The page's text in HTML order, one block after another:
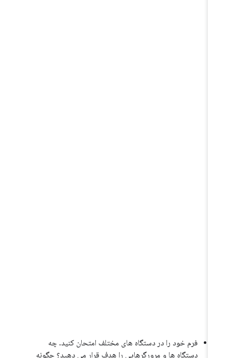
فرم خود را در دستگاه های مختلف امتحان کنید. چه
دستگاه ها و مرورگرهایی را هدف قرار می دهید؟ چگونه